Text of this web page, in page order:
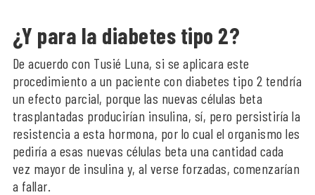
¿Y para la diabetes tipo 2?
De acuerdo con Tusié Luna, si se aplicara este
procedimiento a un paciente con diabetes tipo 2 tendría
un efecto parcial, porque las nuevas células beta
trasplantadas producirían insulina, sí, pero persistiría la
resistencia a esta hormona, por lo cual el organismo les
pediría a esas nuevas células beta una cantidad cada
vez mayor de insulina y, al verse forzadas, comenzarían
a fallar.